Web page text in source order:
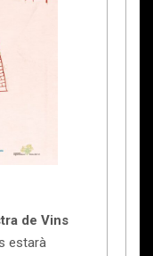
de Vins
estarà